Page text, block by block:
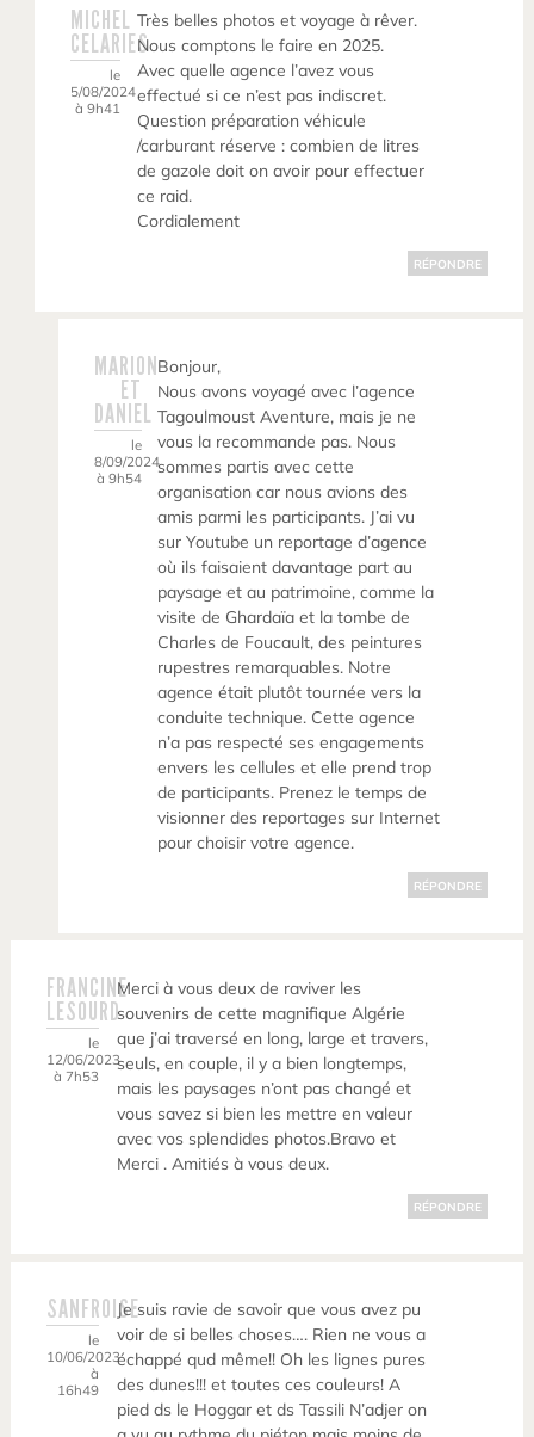
MICHEL
CELARIES
le
5/08/2024
à 9h41
Très belles photos et voyage à rêver.
Nous comptons le faire en 2025.
Avec quelle agence l’avez vous
effectué si ce n’est pas indiscret.
Question préparation véhicule
/carburant réserve : combien de litres
de gazole doit on avoir pour effectuer
ce raid.
Cordialement
RÉPONDRE
MARION
ET
DANIEL
le
8/09/2024
à 9h54
Bonjour,
Nous avons voyagé avec l’agence
Tagoulmoust Aventure, mais je ne
vous la recommande pas. Nous
sommes partis avec cette
organisation car nous avions des
amis parmi les participants. J’ai vu
sur Youtube un reportage d’agence
où ils faisaient davantage part au
paysage et au patrimoine, comme la
visite de Ghardaïa et la tombe de
Charles de Foucault, des peintures
rupestres remarquables. Notre
agence était plutôt tournée vers la
conduite technique. Cette agence
n’a pas respecté ses engagements
envers les cellules et elle prend trop
de participants. Prenez le temps de
visionner des reportages sur Internet
pour choisir votre agence.
RÉPONDRE
FRANCINE
LESOURD
le
12/06/2023
à 7h53
Merci à vous deux de raviver les
souvenirs de cette magnifique Algérie
que j’ai traversé en long, large et travers,
seuls, en couple, il y a bien longtemps,
mais les paysages n’ont pas changé et
vous savez si bien les mettre en valeur
avec vos splendides photos.Bravo et
Merci . Amitiés à vous deux.
RÉPONDRE
SANFROISE
le
10/06/2023
à
16h49
Je suis ravie de savoir que vous avez pu
voir de si belles choses…. Rien ne vous a
échappé qud même!! Oh les lignes pures
des dunes!!! et toutes ces couleurs! A
pied ds le Hoggar et ds Tassili N’adjer on